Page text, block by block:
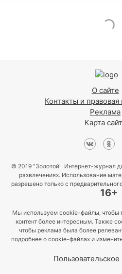
О сайте
Контакты и
Реклама
Карта
© 2019 "Золотой". Интернет-журнал
развлечениях. Использование
разрешено только с
16+
Мы используем cookie-файлы, чтобы
контент более интересным. Также
чтобы реклама была более
подробнее о cookie-файлах и